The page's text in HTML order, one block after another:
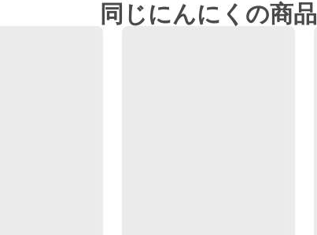
同じにんにくの商品